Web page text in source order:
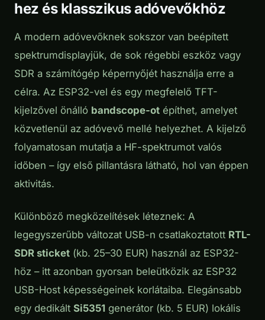
hez és klasszikus adóvevőkhöz
A modern adóvevőknek sokszor van beépített
spektrumdisplayjük, de sok régebbi eszköz vagy
SDR a számítógép képernyőjét használja erre a
célra. Az ESP32-vel és egy megfelelő TFT-
kijelzővel önálló bandscope-ot építhet, amelyet
közvetlenül az adóvevő mellé helyezhet. A kijelző
folyamatosan mutatja a HF-spektrumot valós
időben – így első pillantásra látható, hol van éppen
aktivitás.
Különböző megközelítések léteznek: A
legegyszerűbb változat USB-n csatlakoztatott RTL-
SDR sticket (kb. 25–30 EUR) használ az ESP32-
höz – itt azonban gyorsan beleütközik az ESP32
USB-Host képességeinek korlátaiba. Elegánsabb
egy dedikált Si5351 generátor (kb. 5 EUR) lokális